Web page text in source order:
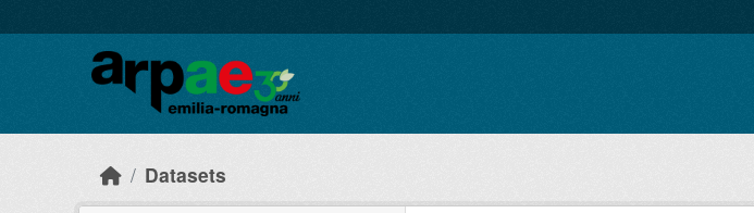
Datasets